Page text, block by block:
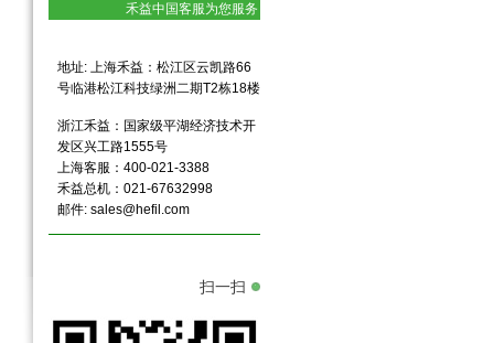
禾益中国客服为您服务
地址: 上海禾益：松江区云凯路66
号临港松江科技绿洲二期T2栋18楼
浙江禾益：国家级平湖经济技术开
发区兴工路1555号
上海客服：400-021-3388
禾益总机：021-67632998
邮件: sales@hefil.com
扫一扫